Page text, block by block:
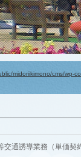
midoriikimono/cms/wp-
交通誘導業務（単価契